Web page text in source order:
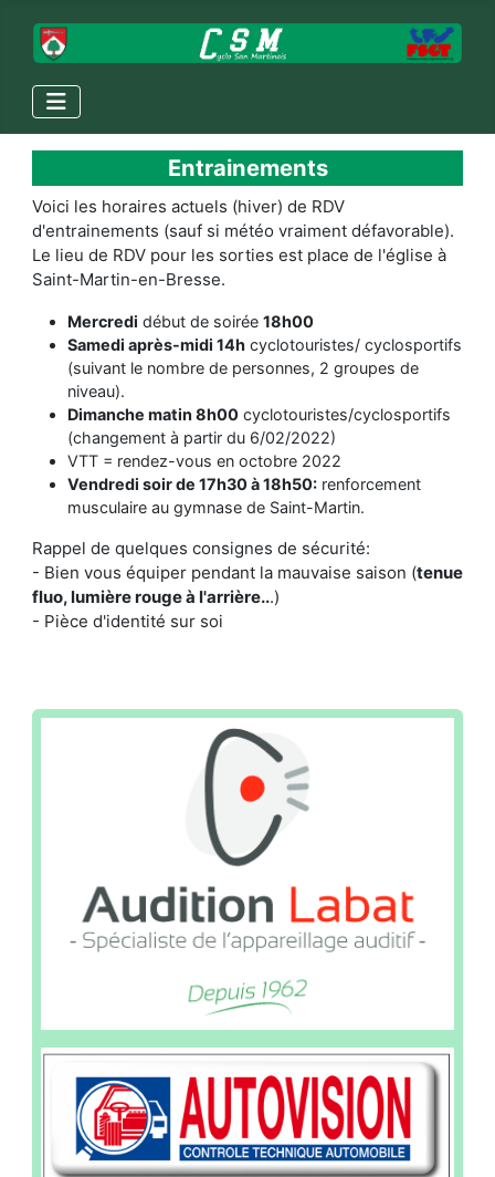
Entrainements
Voici les horaires actuels (hiver) de RDV
d'entrainements (sauf si météo vraiment défavorable).
Le lieu de RDV pour les sorties est place de l'église à
Saint-Martin-en-Bresse.
Mercredi début de soirée 18h00
Samedi après-midi 14hcyclotouristes/ cyclosportifs
(suivant le nombre de personnes, 2 groupes de
niveau).
Dimanche matin 8h00cyclotouristes/cyclosportifs
(changement à partir du 6/02/2022)
VTT = rendez-vous en octobre 2022
Vendredi soir de 17h30 à 18h50:renforcement
musculaire au gymnase de Saint-Martin.
Rappel de quelques consignes de sécurité:
- Bien vous équiper pendant la mauvaise saison (tenue
fluo, lumière rouge à l'arrière...)
- Pièce d'identité sur soi